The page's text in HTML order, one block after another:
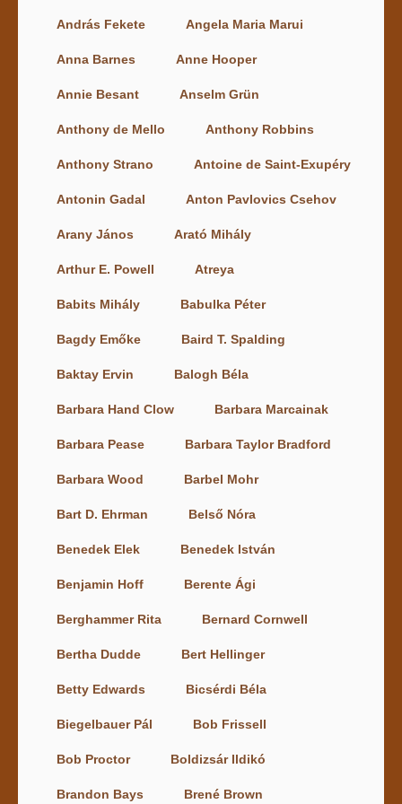
András Fekete Angela Maria Marui
Anna Barnes Anne Hooper
Annie Besant Anselm Grün
Anthony de Mello Anthony Robbins
Anthony Strano Antoine de Saint-Exupéry
Antonin Gadal Anton Pavlovics Csehov
Arany János Arató Mihály
Arthur E. Powell Atreya
Babits Mihály Babulka Péter
Bagdy Emőke Baird T. Spalding
Baktay Ervin Balogh Béla
Barbara Hand Clow Barbara Marcainak
Barbara Pease Barbara Taylor Bradford
Barbara Wood Barbel Mohr
Bart D. Ehrman Belső Nóra
Benedek Elek Benedek István
Benjamin Hoff Berente Ági
Berghammer Rita Bernard Cornwell
Bertha Dudde Bert Hellinger
Betty Edwards Bicsérdi Béla
Biegelbauer Pál Bob Frissell
Bob Proctor Boldizsár Ildikó
Brandon Bays Brené Brown